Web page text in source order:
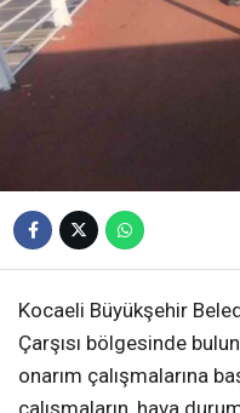
Kocaeli Büyükşehir
Çarşısı bölgesinde
onarım çalışmalarına
çalışmaların, hava